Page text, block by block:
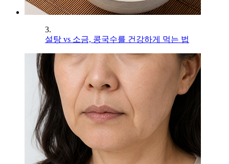
3.
설탕 vs 소금, 콩국수를 건강하게 먹는 법